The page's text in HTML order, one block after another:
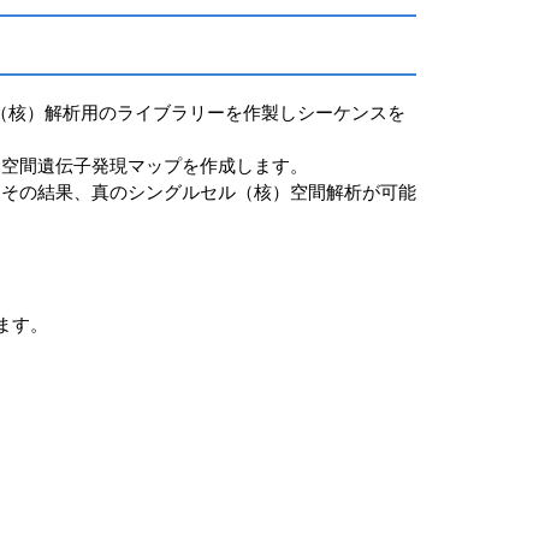
）解析用のライブラリーを作製しシーケンスを
間遺伝子発現マップを作成します。
の結果、真のシングルセル（核）空間解析が可能
。